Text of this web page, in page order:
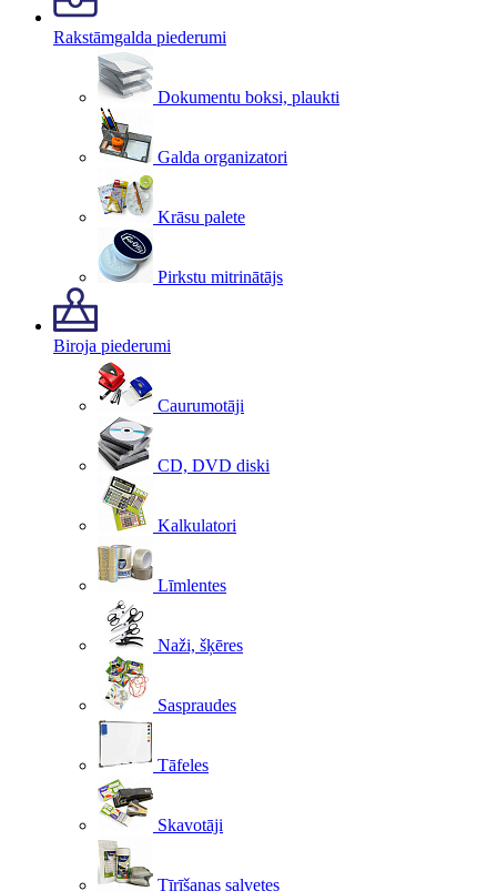
Rakstāmgalda piederumi
Dokumentu boksi, plaukti
Galda organizatori
Krāsu palete
Pirkstu mitrinātājs
Biroja piederumi
Caurumotāji
CD, DVD diski
Kalkulatori
Līmlentes
Naži, šķēres
Saspraudes
Tāfeles
Skavotāji
Tīrīšanas salvetes